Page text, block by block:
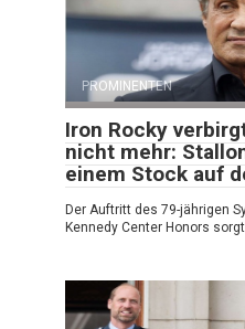
PROMINENTEN
Iron Rocky
nicht mehr:
einem Stock auf
Der Auftritt des 79-jährigen
Kennedy Center Honors